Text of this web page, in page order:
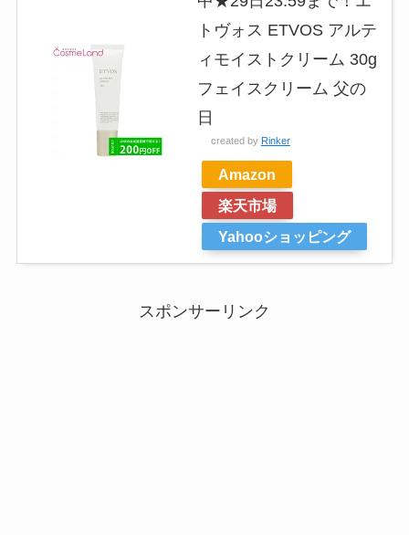
トヴォス ETVOS アルテ
ィモイストクリーム 30g
フェイスクリーム 父の
日
created by Rinker
Amazon
楽天市場
Yahooショッピング
スポンサーリンク